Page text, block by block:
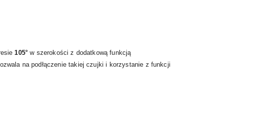
105° w szerokości z dodatkową funkcją
na podłączenie takiej czujki i korzystanie z funkcji